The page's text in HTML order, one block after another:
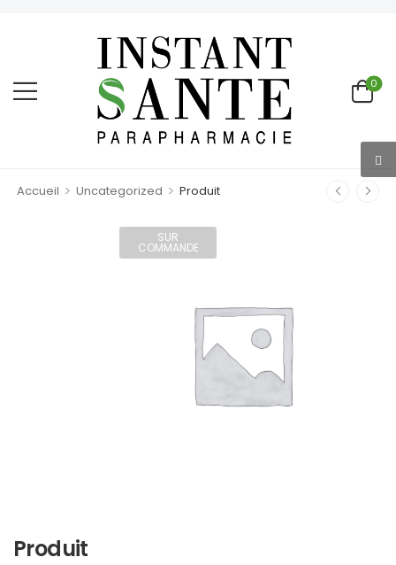
0
Accueil > Uncategorized > Produit
SUR
COMMANDE
Produit